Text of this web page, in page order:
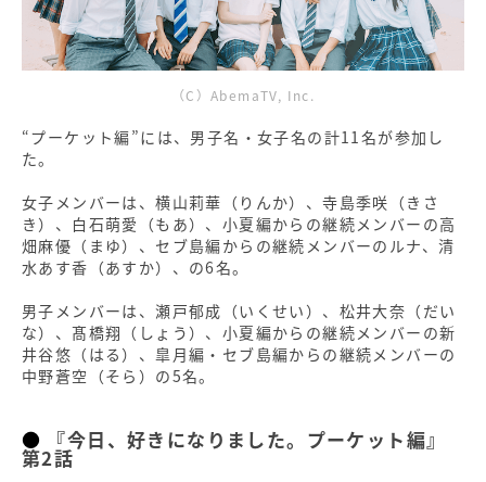
（C）AbemaTV, Inc.
“プーケット編”には、男子名・女子名の計11名が参加し
た。
女子メンバーは、横山莉華（りんか）、寺島季咲（きさ
き）、白石萌愛（もあ）、小夏編からの継続メンバーの高
畑麻優（まゆ）、セブ島編からの継続メンバーのルナ、清
水あす香（あすか）、の6名。
男子メンバーは、瀬戸郁成（いくせい）、松井大奈（だい
な）、髙橋翔（しょう）、小夏編からの継続メンバーの新
井谷悠（はる）、皐月編・セブ島編からの継続メンバーの
中野蒼空（そら）の5名。
『今日、好きになりました。プーケット編』
第2話